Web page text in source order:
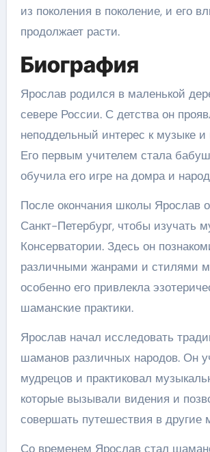
из поколения в поколение, и его
продолжает расти.
Биография
Ярослав родился в маленькой
севере России. С детства он
неподдельный интерес к музыке и
Его первым учителем стала
обучила его игре на домра и
После окончания школы Ярослав
Санкт-Петербург, чтобы изучать
Консерватории. Здесь он
различными жанрами и стилями
особенно его привлекла
шаманские практики.
Ярослав начал исследовать
шаманов различных народов. Он
мудрецов и практиковал
которые вызывали видения и
совершать путешествия в другие
Со временем Ярослав стал